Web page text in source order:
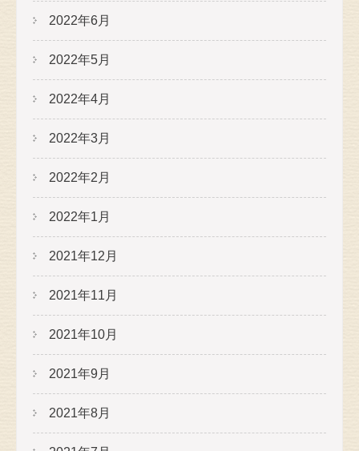
2022年6月
2022年5月
2022年4月
2022年3月
2022年2月
2022年1月
2021年12月
2021年11月
2021年10月
2021年9月
2021年8月